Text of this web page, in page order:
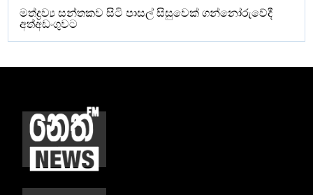
මත්ද්‍රව්‍ය සන්තකව සිටි පාසල් සිසුවෙක් ගන්නෝරුවේදී
අත්අඩංගුවට